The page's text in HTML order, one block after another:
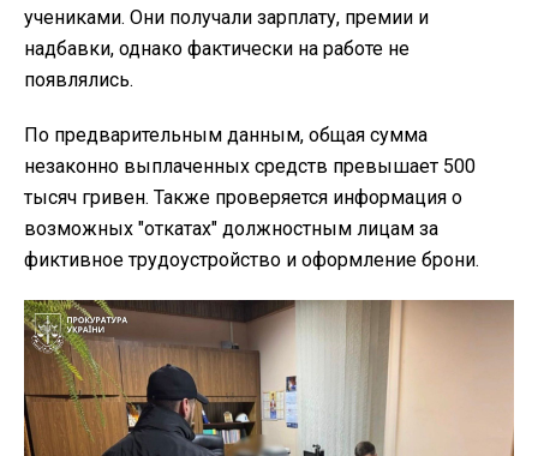
учениками. Они получали зарплату, премии и
надбавки, однако фактически на работе не
появлялись.
По предварительным данным, общая сумма
незаконно выплаченных средств превышает 500
тысяч гривен. Также проверяется информация о
возможных "откатах" должностным лицам за
фиктивное трудоустройство и оформление брони.